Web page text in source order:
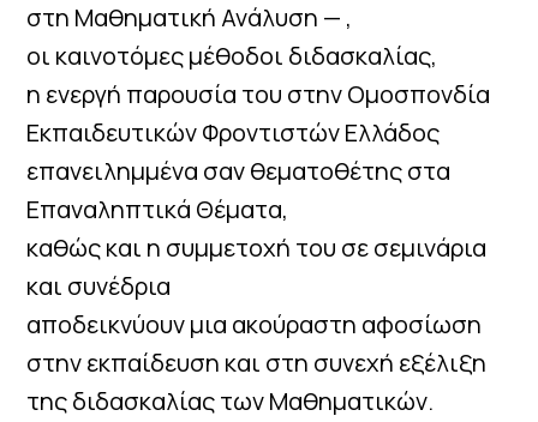
στη Μαθηματική Ανάλυση — ,
οι καινοτόμες μέθοδοι διδασκαλίας,
η ενεργή παρουσία του στην Ομοσπονδία
Εκπαιδευτικών Φροντιστών Ελλάδος
επανειλημμένα σαν θεματοθέτης στα
Επαναληπτικά Θέματα,
καθώς και η συμμετοχή του σε σεμινάρια
και συνέδρια
αποδεικνύουν μια ακούραστη αφοσίωση
στην εκπαίδευση και στη συνεχή εξέλιξη
της διδασκαλίας των Μαθηματικών.